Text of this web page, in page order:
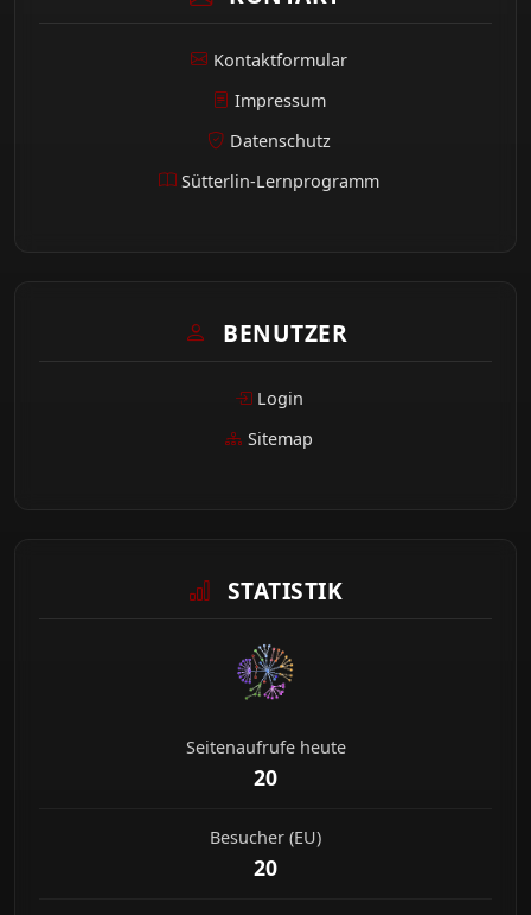
Kontaktformular
Impressum
Datenschutz
Sütterlin-Lernprogramm
BENUTZER
Login
Sitemap
STATISTIK
Seitenaufrufe heute
20
Besucher (EU)
20